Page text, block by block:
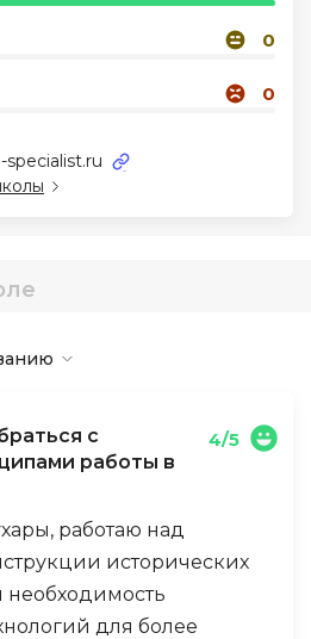
0
0
specialist.ru
с
работы в
4/5
работаю над
исторических
для более